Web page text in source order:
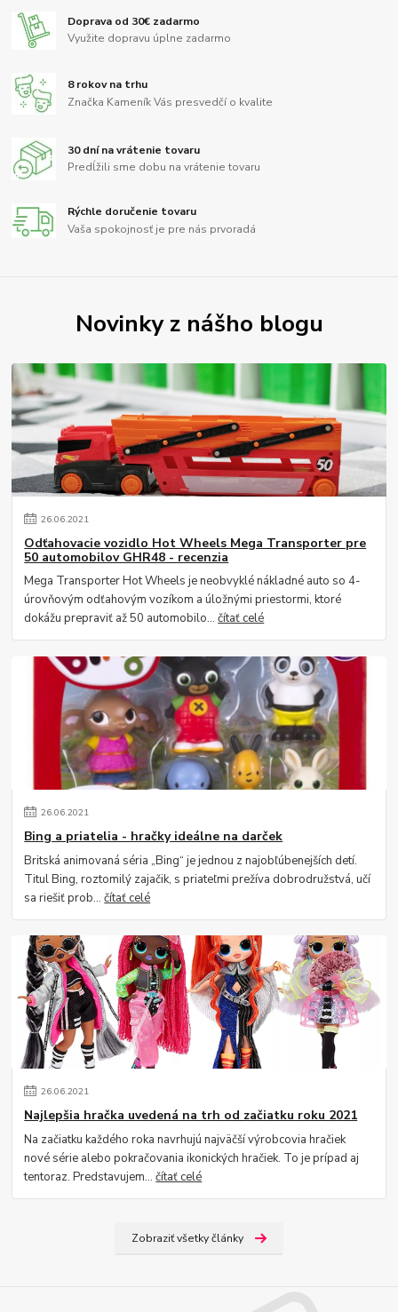
Doprava od 30€ zadarmo
Využite dopravu úplne zadarmo
8 rokov na trhu
Značka Kameník Vás presvedčí o kvalite
30 dní na vrátenie tovaru
Predĺžili sme dobu na vrátenie tovaru
Rýchle doručenie tovaru
Vaša spokojnosť je pre nás prvoradá
Novinky z nášho blogu
26.06.2021
Odťahovacie vozidlo Hot Wheels Mega Transporter pre
50 automobilov GHR48 - recenzia
Mega Transporter Hot Wheels je neobvyklé nákladné auto so 4-
úrovňovým odťahovým vozíkom a úložnými priestormi, ktoré
dokážu prepraviť až 50 automobilo...čítať celé
26.06.2021
Bing a priatelia - hračky ideálne na darček
Britská animovaná séria „Bing“ je jednou z najobľúbenejších detí.
Titul Bing, roztomilý zajačik, s priateľmi prežíva dobrodružstvá, učí
sa riešiť prob...čítať celé
26.06.2021
Najlepšia hračka uvedená na trh od začiatku roku 2021
Na začiatku každého roka navrhujú najväčší výrobcovia hračiek
nové série alebo pokračovania ikonických hračiek. To je prípad aj
tentoraz. Predstavujem...čítať celé
Zobraziť všetky články